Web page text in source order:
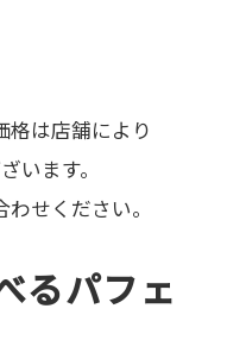
は店舗により
います。
せください。
るパフェ